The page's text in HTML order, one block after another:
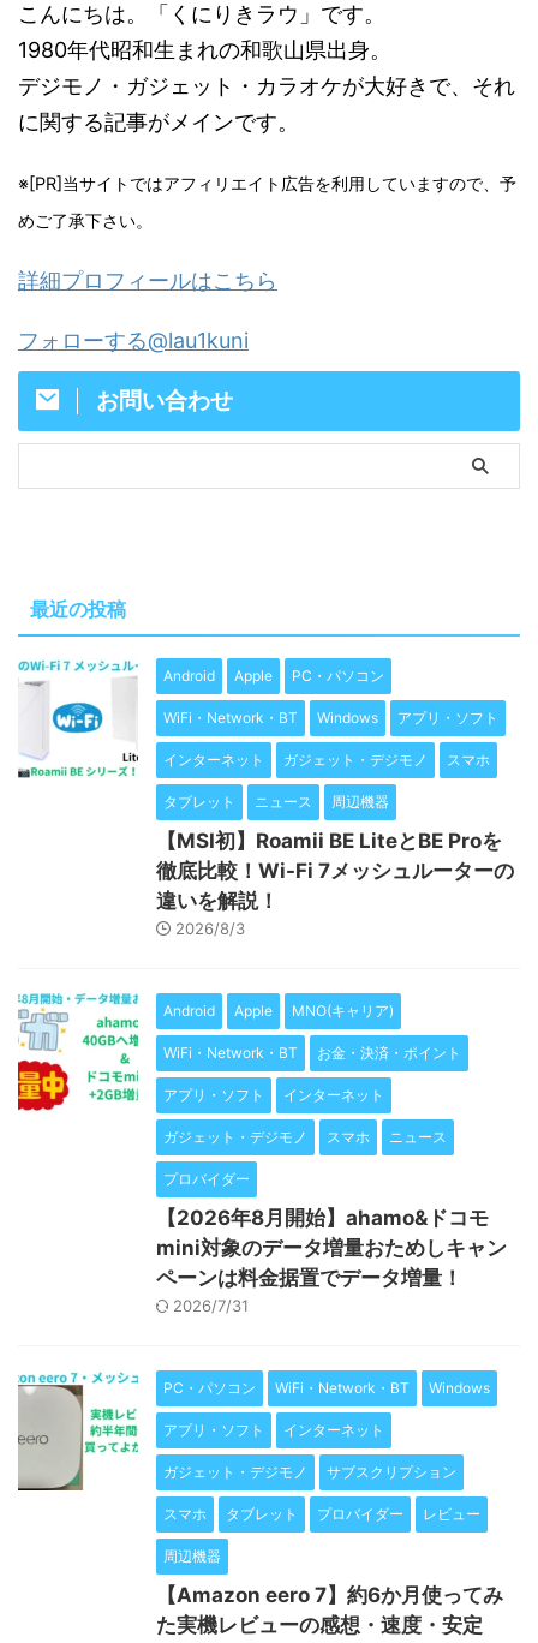
こんにちは。「くにりきラウ」です。
1980年代昭和生まれの和歌山県出身。
デジモノ・ガジェット・カラオケが大好きで、それ
に関する記事がメインです。
※[PR]当サイトではアフィリエイト広告を利用していますので、予
めご了承下さい。
詳細プロフィールはこちら
フォローする@lau1kuni
お問い合わせ
最近の投稿
Android Apple PC・パソコン
WiFi・Network・BT Windows アプリ・ソフト
インターネット ガジェット・デジモノ スマホ
タブレット ニュース 周辺機器
【MSI初】Roamii BE LiteとBE Proを
徹底比較！Wi-Fi 7メッシュルーターの
違いを解説！
2026/8/3
Android Apple MNO(キャリア)
WiFi・Network・BT お金・決済・ポイント
アプリ・ソフト インターネット
ガジェット・デジモノ スマホ ニュース
プロバイダー
【2026年8月開始】ahamo&ドコモ
mini対象のデータ増量おためしキャン
ペーンは料金据置でデータ増量！
2026/7/31
PC・パソコン WiFi・Network・BT Windows
アプリ・ソフト インターネット
ガジェット・デジモノ サブスクリプション
スマホ タブレット プロバイダー レビュー
周辺機器
【Amazon eero 7】約6か月使ってみ
た実機レビューの感想・速度・安定